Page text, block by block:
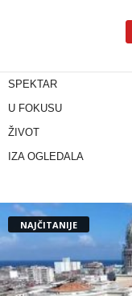
SPEKTAR
U FOKUSU
ŽIVOT
IZA OGLEDALA
NAJČITANIJE